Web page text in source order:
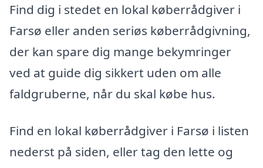
Find dig i stedet en lokal køberrådgiver i
Farsø eller anden seriøs køberrådgivning,
der kan spare dig mange bekymringer
ved at guide dig sikkert uden om alle
faldgruberne, når du skal købe hus.
Find en lokal køberrådgiver i Farsø i listen
nederst på siden, eller tag den lette og